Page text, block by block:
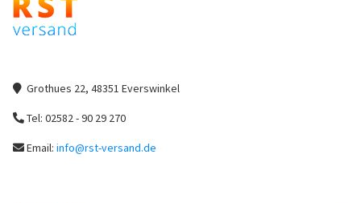
Grothues 22, 48351 Everswinkel
Tel: 02582 - 90 29 270
Email: info@rst-versand.de